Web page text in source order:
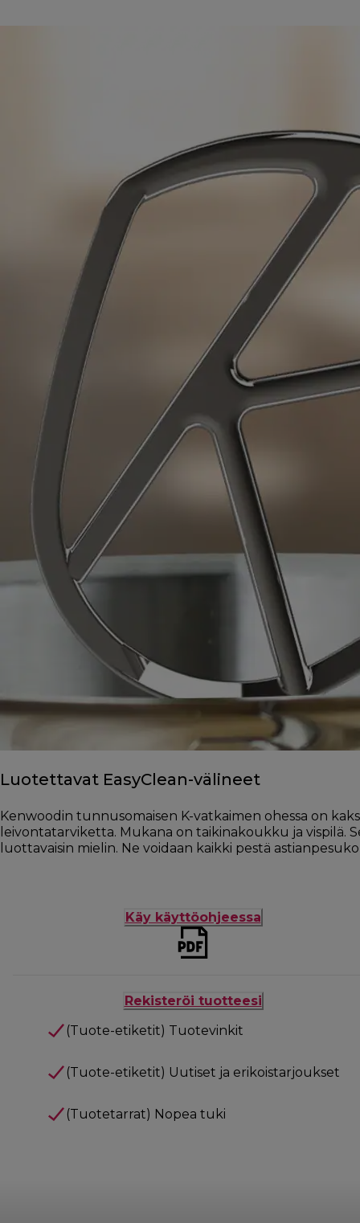
Luotettavat EasyClean-välineet
Kenwoodin tunnusomaisen K-vatkaimen ohessa on
leivontatarviketta. Mukana on taikinakoukku ja vispilä.
luottavaisin mielin. Ne voidaan kaikki pestä
Käy käyttöohjeessa
Rekisteröi tuotteesi
(Tuote-etiketit) Tuotevinkit
(Tuote-etiketit) Uutiset ja erikoistarjoukset
(Tuotetarrat) Nopea tuki